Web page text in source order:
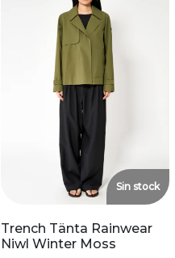
Sin stock
Trench Tänta Rainwear
Niwl Winter Moss